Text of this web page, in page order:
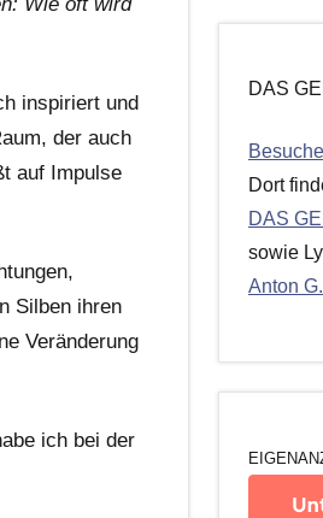
inspiriert und
der auch
auf Impulse
Silben ihren
Veränderung
ich bei der
DAS
Dort
DAS
sowie
Anton